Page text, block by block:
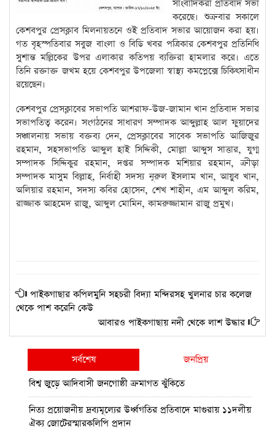
সাংবাদিকরা প্রতিবাদ সভা
করেছে। শুক্রবার সকালে
কেশবপুর প্রেসক্লাব মিলনায়তনে ওই প্রতিবাদ সভার আয়োজন করা হয়।
গত বৃহস্পতিবার সবুজ বাংলা ও বিডি খবর পত্রিকার কেশবপুর প্রতিনিধি
সুশান্ত মল্লিকের উপর এলাকার কতিপয় ব্যক্তিরা হামলার করে। এতে
তিনি রক্তাক্ত জখম হয়ে কেশবপুর উপজেলা স্বাস্থ্য কমপ্লেক্সে চিকিৎসাধীন
রয়েছেন।
কেশবপুর প্রেসক্লাবের সভাপতি আশরাফ-উজ-জামান খান প্রতিবাদ সভার
সভাপতিত্ব করেন। সংগঠনের সাধারণ সম্পাদক আব্দুল্লাহ আল ফুয়াদের
সঞ্চালনায় সভায় বক্তব্য দেন, প্রেসক্লাবের সাবেক সভাপতি আজিজুর
রহমান, সহসভাপতি আব্দুল হাই সিদ্দিকী, মোল্লা আব্দুস সাত্তার, যুগ্ম
সম্পাদক সিদ্দিকুর রহমান, দপ্তর সম্পাদক মশিয়ার রহমান, ক্রীড়া
সম্পাদক মাসুম বিল্লাহ, নির্বাহী সদস্য নূরুল ইসলাম খান, আয়ুব খান,
অলিয়ার রহমান, সদস্য কবির হোসেন, শেখ শাহীন, এম আব্দুল করিম,
রাজ্জাক আহমেদ রাজু, আব্দুল মোমিন, কামরুজ্জামান রাজু প্রমুখ।
পাইকগাছার কপিলমুনি সহচরী বিদ্যা মন্দিরসহ খুলনার চার কলেজ
থেকে পাশ করেনি কেউ
আবারও পাইকগাছায় নদী থেকে লাশ উদ্ধার
সর্বশেষ
জনপ্রিয়
বিশ্ব জুড়ে আদিবাসী জনগোষ্ঠী ক্রমাগত ঝুঁকিতে
নিত্য প্রয়োজনীয় দ্রব্যমূল্যের উর্ধ্বগতির প্রতিবাদে মাগুরায় ১১দলীয়
ঐক্য জোটেরস্মারকলিপি প্রদান